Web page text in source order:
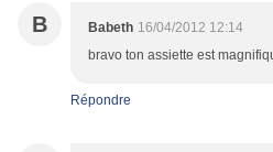
B Babeth 16/04/2012 12:14
bravo ton assiette est
Répondre